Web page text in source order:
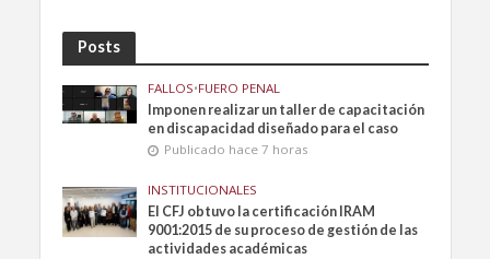
Posts
FALLOS•FUERO PENAL
Imponen realizar un taller de capacitación
en discapacidad diseñado para el caso
Publicado hace 7 horas
INSTITUCIONALES
El CFJ obtuvo la certificación IRAM
9001:2015 de su proceso de gestión de las
actividades académicas